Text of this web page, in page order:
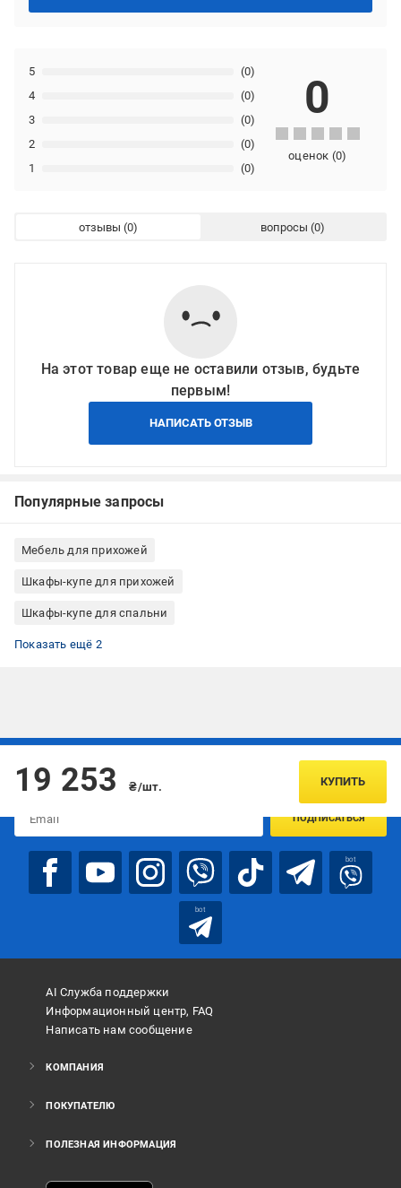
1 (0)
2 (0)
3 (0)
4 (0)
5 (0)
0
оценок (0)
отзывы вопросы
На этот товар еще не оставили отзыв, будьте
первым!
НАПИСАТЬ ОТЗЫВ
Популярные запросы
Мебель для прихожей
Шкафы-купе для прихожей
Шкафы-купе для спальни
Шкафы-купе для гостиной
Шкафы-купе из ДСП
Показать ещё 2
19 253 ₴/шт. КУПИТЬ
Подписывайтесь, чтобы узнавать первым об акцияx и
ПОДПИСАТЬСЯ
bot
bot
AI Служба поддержки
Информационный центр, FAQ
Написать нам сообщение
КОМПАНИЯ
ПОКУПАТЕЛЮ
ПОЛЕЗНАЯ ИНФОРМАЦИЯ